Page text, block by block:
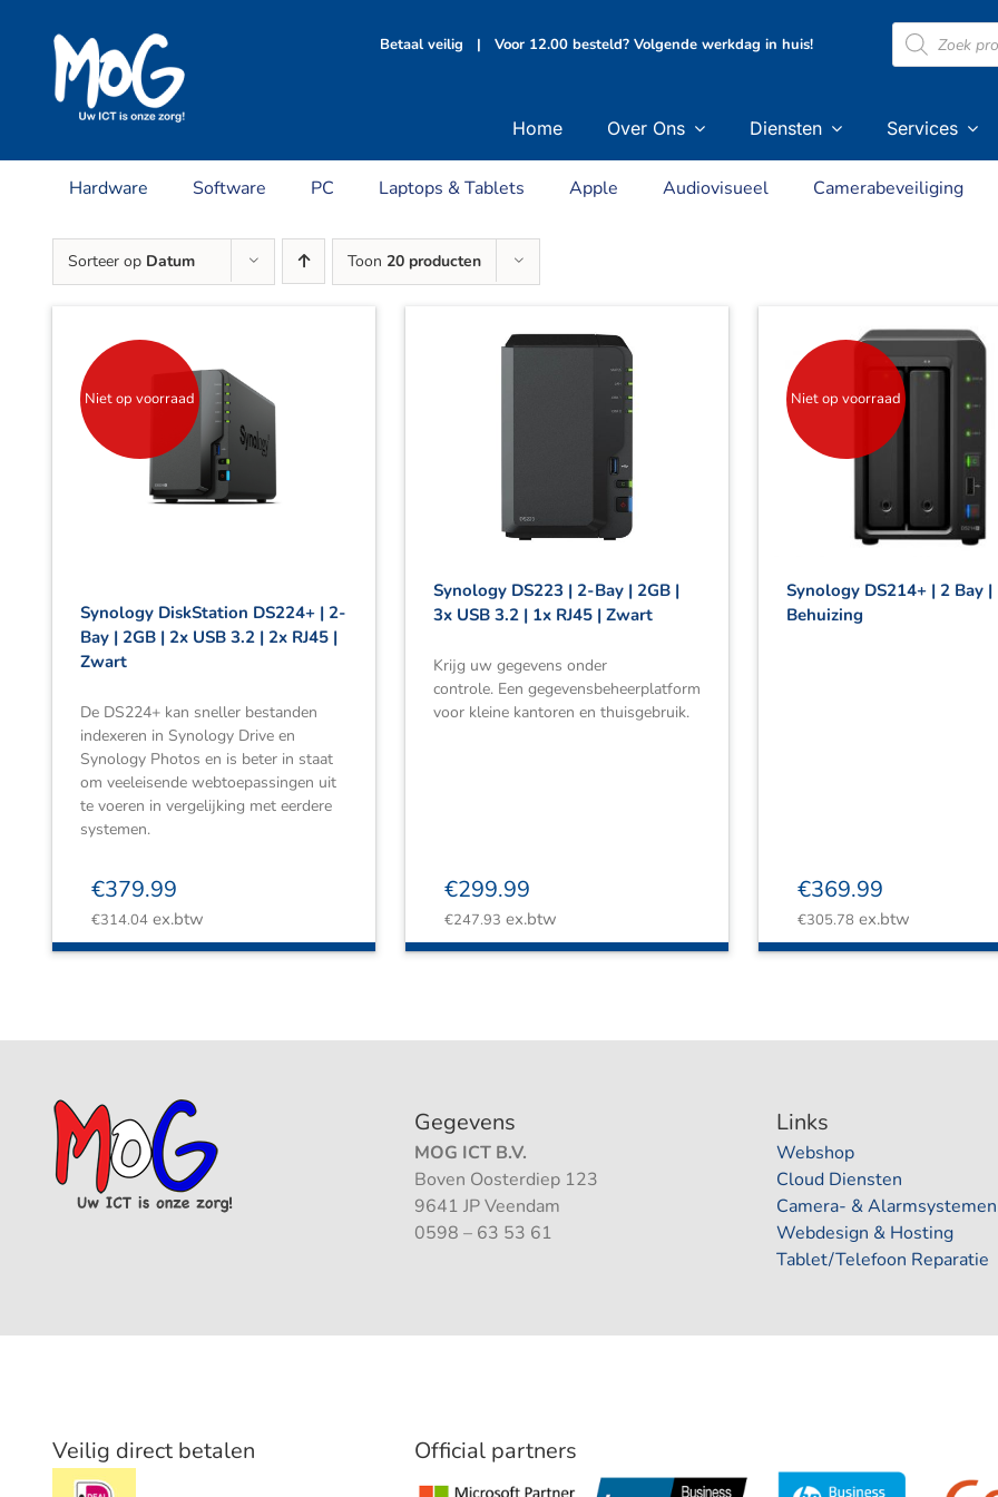
Betaal veilig | Voor 12.00 besteld? Volgende werkdag in huis!
Producten
zoeken
Home Over Ons Diensten Services
Hardware Software PC Laptops & Tablets Apple Audiovisueel Camerabeveiliging
Sorteer op Datum Toon 20 producten
Niet op voorraad
Synology DiskStation DS224+ | 2-
Bay | 2GB | 2x USB 3.2 | 2x RJ45 |
Zwart
De DS224+ kan sneller bestanden
indexeren in Synology Drive en
Synology Photos en is beter in staat
om veeleisende webtoepassingen uit
te voeren in vergelijking met eerdere
systemen.
€379.99
€314.04 ex.btw
Synology DS223 | 2-Bay | 2GB |
3x USB 3.2 | 1x RJ45 | Zwart
Krijg uw gegevens onder
controle. Een gegevensbeheerplatform
voor kleine kantoren en thuisgebruik.
€299.99
€247.93 ex.btw
Niet op voorraad
Synology DS214+ | 2 Bay |
Behuizing
€369.99
€305.78 ex.btw
Gegevens
MOG ICT B.V.
Boven Oosterdiep 123
9641 JP Veendam
0598 – 63 53 61
Links
Webshop
Cloud Diensten
Camera- & Alarmsystemen
Webdesign & Hosting
Tablet/Telefoon Reparatie
Veilig direct betalen Official partners